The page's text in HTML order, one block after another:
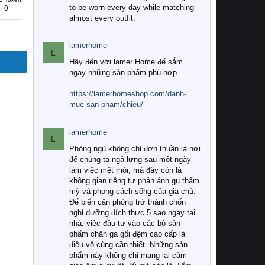
0
to be worn every day while matching
almost every outfit.
L
lamerhome
Hãy đến với lamer Home để sắm
ngay những sản phẩm phù hợp
https://lamerhomeshop.com/danh-
muc-san-pham/chieu/
L
lamerhome
Phòng ngủ không chỉ đơn thuần là nơi
để chúng ta ngả lưng sau một ngày
làm việc mệt mỏi, mà đây còn là
không gian riêng tư phản ánh gu thẩm
mỹ và phong cách sống của gia chủ.
Để biến căn phòng trở thành chốn
nghỉ dưỡng đích thực 5 sao ngay tại
nhà, việc đầu tư vào các bộ sản
phẩm chăn ga gối đệm cao cấp là
điều vô cùng cần thiết. Những sản
phẩm này không chỉ mang lại cảm